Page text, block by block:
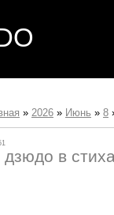
» 2026 » Июнь » 8
в